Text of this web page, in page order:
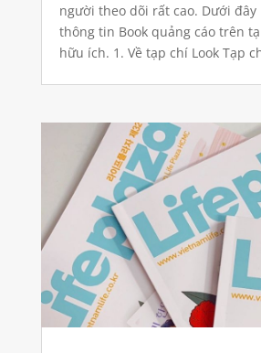
người theo dõi rất cao. Dưới
thông tin Book quảng cáo trên
hữu ích. 1. Về tạp chí Look Tạp